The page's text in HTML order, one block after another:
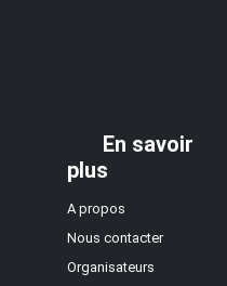
En savoir
plus
A propos
Nous contacter
Organisateurs